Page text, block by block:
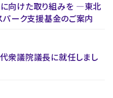
に向けた取り組みを ―東北
ーク支援基金のご案内
衆議院議長に就任しまし